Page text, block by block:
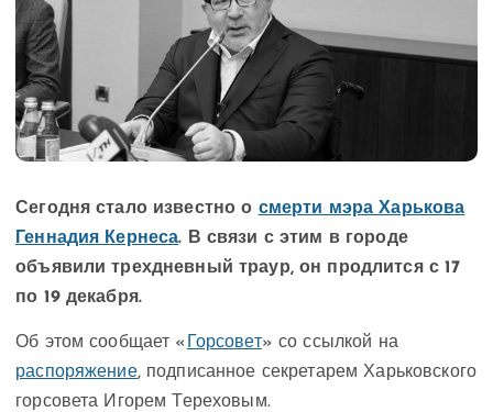
Сегодня стало известно о смерти мэра Харькова
Геннадия Кернеса. В связи с этим в городе
объявили трехдневный траур, он продлится с 17
по 19 декабря.
Об этом сообщает « Горсовет» со ссылкой на
распоряжение, подписанное секретарем Харьковского
горсовета Игорем Тереховым.